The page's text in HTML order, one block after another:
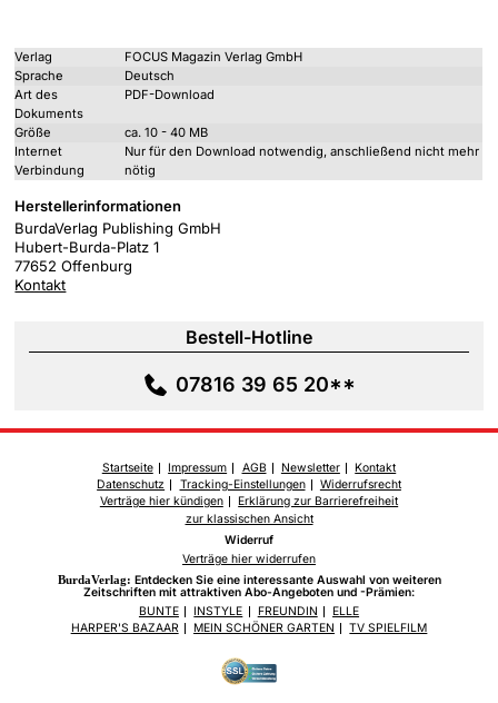
Verlag
FOCUS Magazin Verlag GmbH
Sprache
Deutsch
Art des
Dokuments
PDF-Download
Größe
ca. 10 - 40 MB
Internet
Verbindung
Nur für den Download notwendig, anschließend nicht mehr
nötig
Herstellerinformationen
BurdaVerlag Publishing GmbH
Hubert-Burda-Platz 1
77652 Offenburg
Kontakt
Bestell-Hotline
07816 39 65 20**
Startseite Impressum AGB Newsletter
Kontakt
Datenschutz
Tracking-Einstellungen
Widerrufsrecht
Verträge hier kündigen
Erklärung zur Barrierefreiheit
zur klassischen Ansicht
Widerruf
Verträge hier widerrufen
BurdaVerlag: Entdecken Sie eine interessante Auswahl von weiteren
Zeitschriften mit attraktiven Abo-Angeboten und -Prämien:
BUNTE
INSTYLE FREUNDIN
ELLE
HARPER'S BAZAAR
MEIN SCHÖNER GARTEN TV SPIELFILM